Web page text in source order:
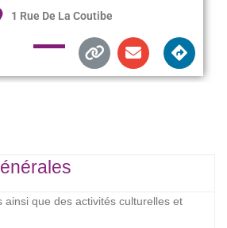
1 Rue De La Coutibe
ainsi que des activités culturelles et